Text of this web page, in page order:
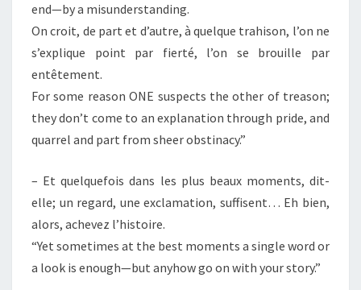
end—by a misunderstanding.
On croit, de part et d’autre, à quelque trahison, l’on ne
s’explique point par fierté, l’on se brouille par
entêtement.
For some reason ONE suspects the other of treason;
they don’t come to an explanation through pride, and
quarrel and part from sheer obstinacy.”
– Et quelquefois dans les plus beaux moments, dit-
elle; un regard, une exclamation, suffisent… Eh bien,
alors, achevez l’histoire.
“Yet sometimes at the best moments a single word or
a look is enough—but anyhow go on with your story.”